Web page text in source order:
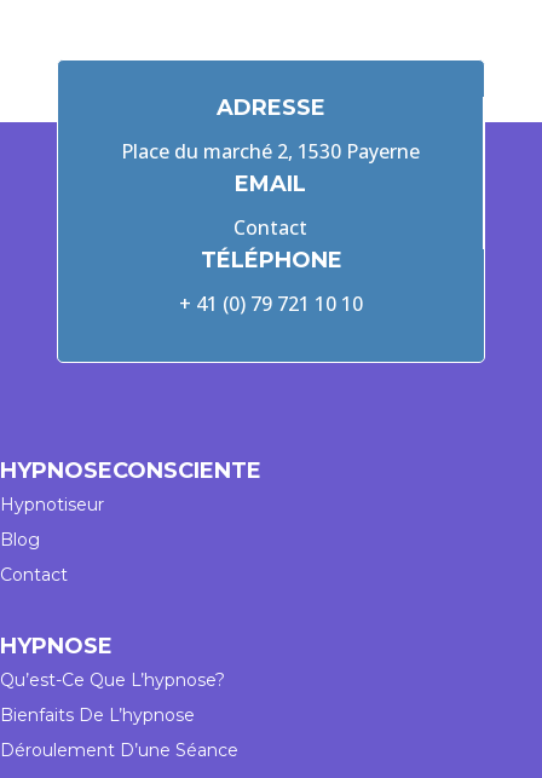
ADRESSE
Place du marché 2, 1530 Payerne
EMAIL
Contact
TÉLÉPHONE
+ 41 (0) 79 721 10 10
HYPNOSECONSCIENTE
Hypnotiseur
Blog
Contact
HYPNOSE
Qu’est-Ce Que L’hypnose?
Bienfaits De L’hypnose
Déroulement D’une Séance